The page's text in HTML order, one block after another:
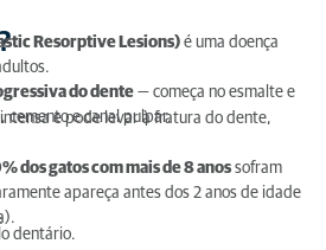
Resorptive Lesions) é uma doença
do dente — começa no esmalte e
cemento e canal pulpar.
e pode levar à fratura do dente,
dos gatos com mais de 8 anos sofram
apareça antes dos 2 anos de idade
dentário.